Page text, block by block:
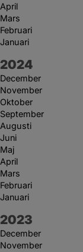
April
Mars
Februari
Januari
År:
2024
December
November
Oktober
September
Augusti
Juni
Maj
April
Mars
Februari
Januari
År:
2023
December
November